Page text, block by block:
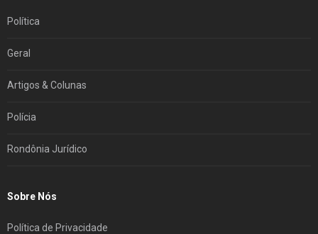
Política
Geral
Artigos & Colunas
Polícia
Rondônia Jurídico
Sobre Nós
Política de Privacidade